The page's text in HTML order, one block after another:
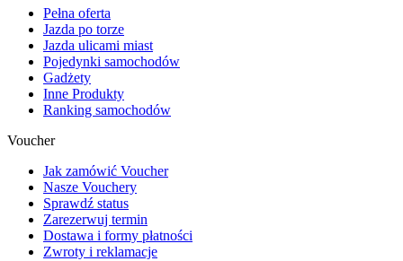
Pełna oferta
Jazda po torze
Jazda ulicami miast
Pojedynki samochodów
Gadżety
Inne Produkty
Ranking samochodów
Voucher
Jak zamówić Voucher
Nasze Vouchery
Sprawdź status
Zarezerwuj termin
Dostawa i formy płatności
Zwroty i reklamacje